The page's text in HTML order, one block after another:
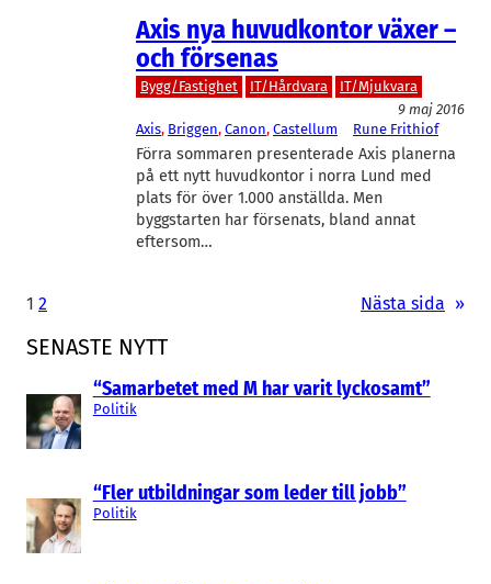
SENASTE NYTT
“Samarbetet med M har varit lyckosamt”
Politik
“Fler utbildningar som leder till jobb”
Politik
Axis nya huvudkontor växer –
och försenas
Bygg/Fastighet IT/Hårdvara
IT/Mjukvara
9 maj 2016
Axis, Briggen, Canon, Castellum Rune Frithiof
Förra sommaren presenterade Axis planerna
på ett nytt huvudkontor i norra Lund med
plats för över 1.000 anställda. Men
byggstarten har försenats, bland annat
eftersom…
1 2 Nästa sida »